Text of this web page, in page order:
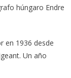
húngaro Endre
en 1936 desde
Un año